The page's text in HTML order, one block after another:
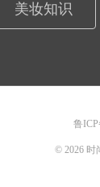
美妆知识
鲁ICP
© 2026 时